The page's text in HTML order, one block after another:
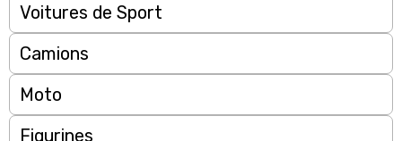
Voitures de Sport
Camions
Moto
Figurines